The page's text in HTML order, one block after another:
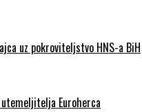
uz pokroviteljstvo HNS-a BiH
Euroherca